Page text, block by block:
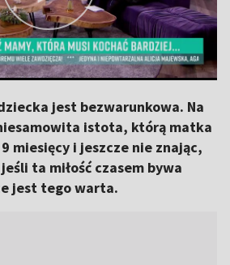
jest bezwarunkowa. Na
istota, którą matka
miesięcy i jeszcze nie znając,
ta miłość czasem bywa
jest tego warta.